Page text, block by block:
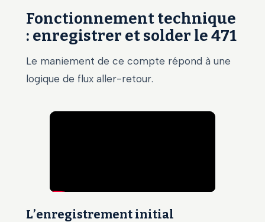
Fonctionnement technique
: enregistrer et solder le 471
Le maniement de ce compte répond à une
logique de flux aller-retour.
L’enregistrement initial